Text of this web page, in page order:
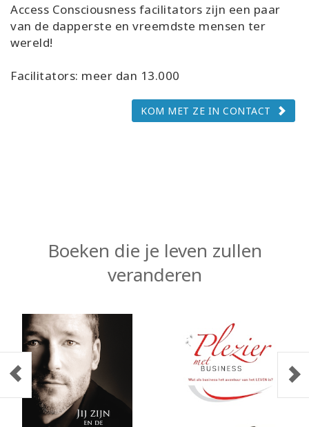
Access Consciousness facilitators zijn een paar
van de dapperste en vreemdste mensen ter
wereld!
Facilitators: meer dan 13.000
KOM MET ZE IN CONTACT
Boeken die je leven zullen
veranderen